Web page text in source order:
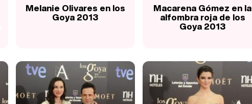
Melanie Olivares en los
Goya 2013
Macarena Gómez en la
alfombra roja de los
Goya 2013